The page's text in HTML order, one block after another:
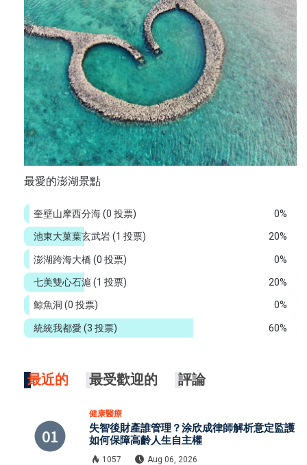
最愛的澎湖景點
0%
奎壁山摩西分海(0 投票)
20%
池東大菓葉玄武岩(1 投票)
0%
澎湖跨海大橋(0 投票)
20%
七美雙心石滬 (1 投票)
0%
鯨魚洞 (0 投票)
60%
統統我都愛 (3 投票)
最近的 最受歡迎的 評論
健康醫療
失智後財產誰管理？涂欣成律師解析意定監護
如何保障高齡人生自主權
1057 Aug 06, 2026